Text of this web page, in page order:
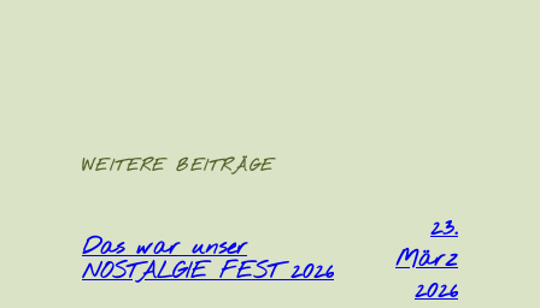
WEITERE BEITRÄGE
Das war unser
NOSTALGIE FEST 2026
23.
März
2026